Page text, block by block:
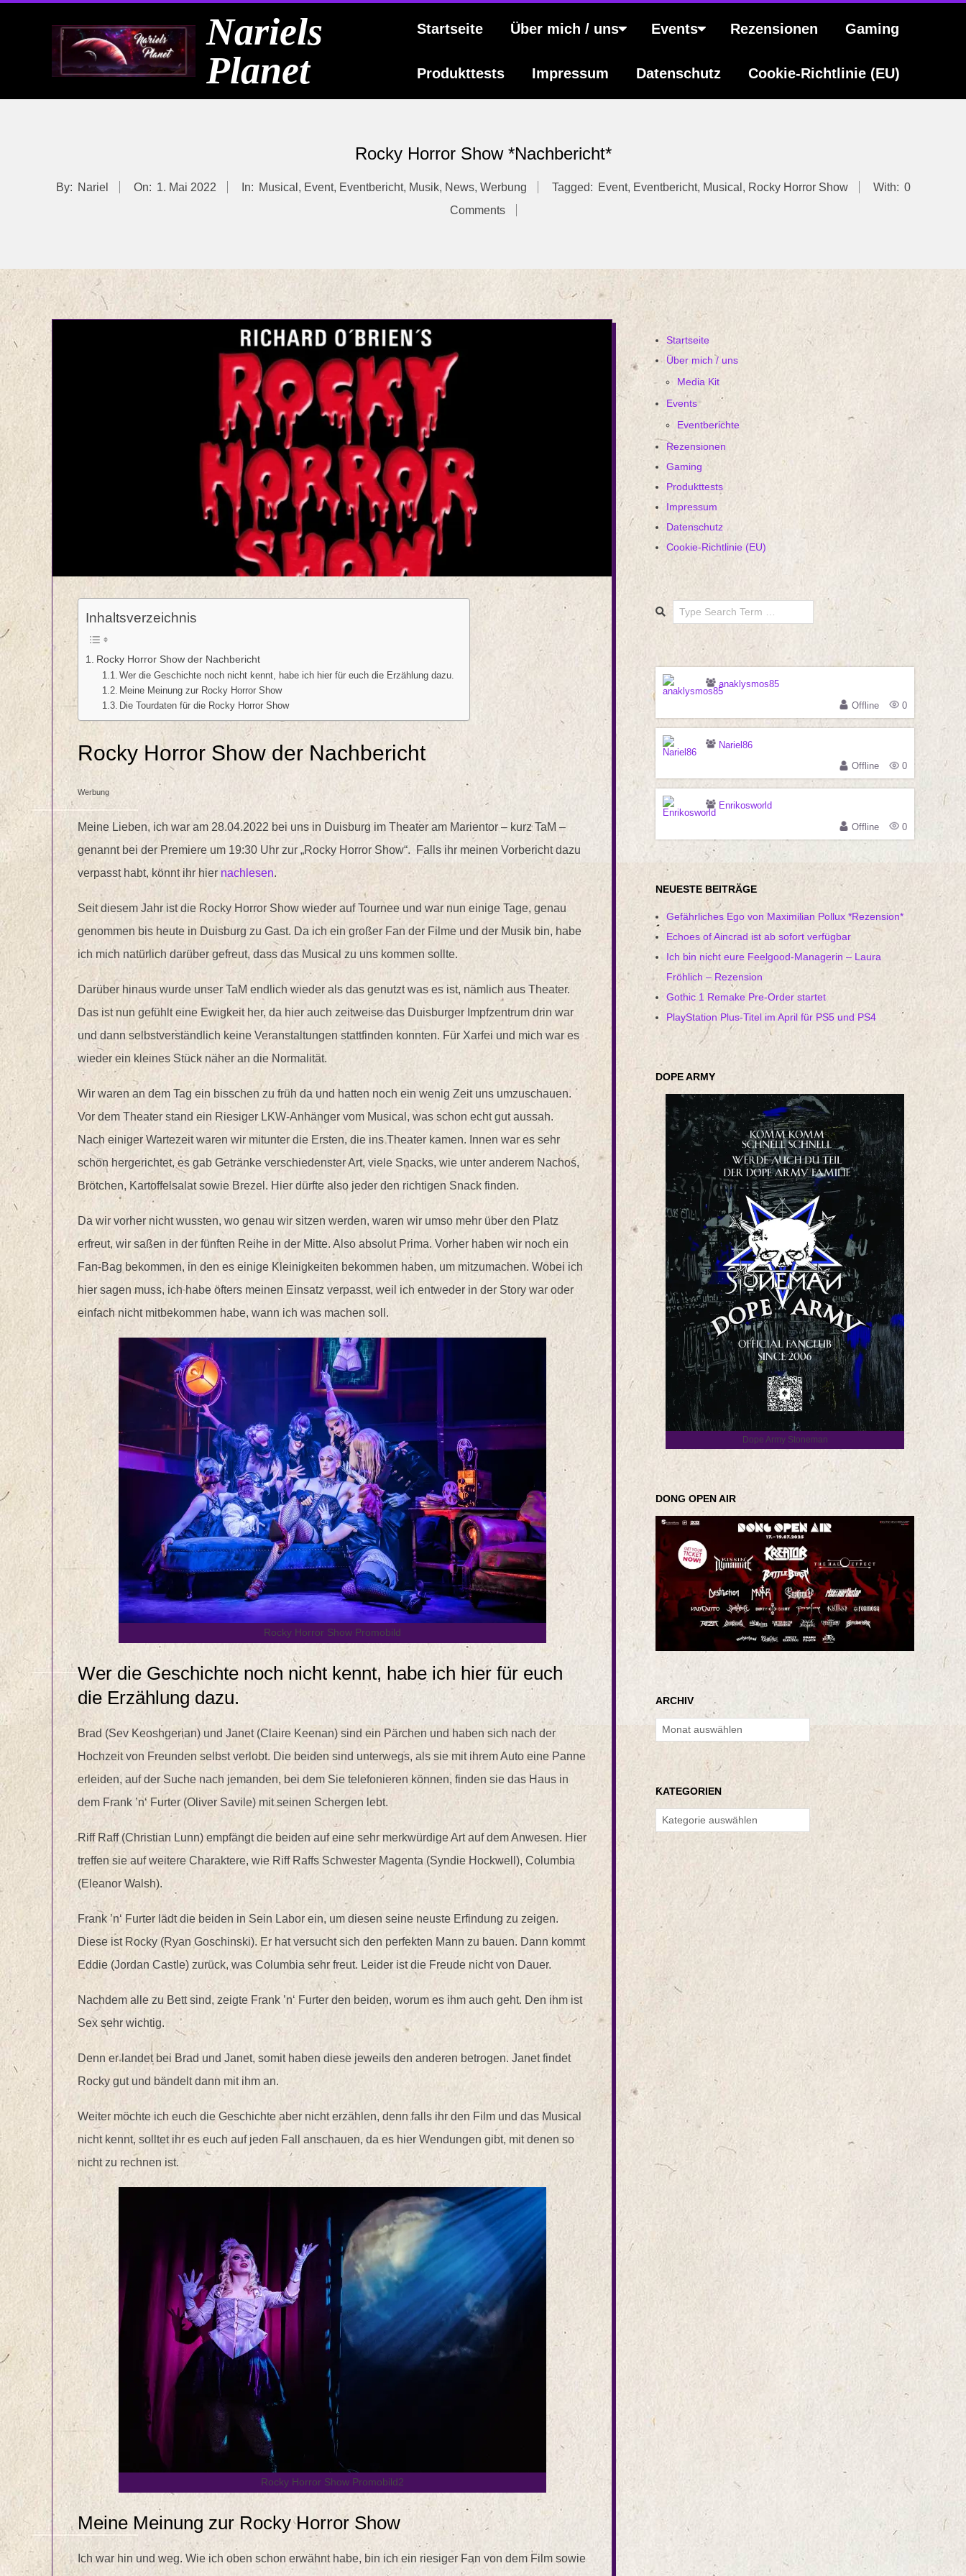
Nariels
Planet
Startseite Über mich / uns Events Rezensionen Gaming
Produkttests Impressum Datenschutz Cookie-Richtlinie (EU)
Rocky Horror Show *Nachbericht*
By: Nariel On: 1. Mai 2022 In: Musical , Event, Eventbericht, Musik, News, Werbung Tagged: Event, Eventbericht, Musical , Rocky Horror Show With: 0
Comments
Inhaltsverzeichnis
Rocky Horror Show der Nachbericht
Wer die Geschichte noch nicht kennt, habe ich hier für euch die Erzählung dazu.
Meine Meinung zur Rocky Horror Show
Die Tourdaten für die Rocky Horror Show
Rocky Horror Show der Nachbericht
Werbung
Meine Lieben, ich war am 28.04.2022 bei uns in Duisburg im Theater am Marientor – kurz TaM –
genannt bei der Premiere um 19:30 Uhr zur „Rocky Horror Show“. Falls ihr meinen Vorbericht dazu
verpasst habt, könnt ihr hier nachlesen.
Seit diesem Jahr ist die Rocky Horror Show wieder auf Tournee und war nun einige Tage, genau
genommen bis heute in Duisburg zu Gast. Da ich ein großer Fan der Filme und der Musik bin, habe
ich mich natürlich darüber gefreut, dass das Musical zu uns kommen sollte.
Darüber hinaus wurde unser TaM endlich wieder als das genutzt was es ist, nämlich aus Theater.
Das ist nun gefühlt eine Ewigkeit her, da hier auch zeitweise das Duisburger Impfzentrum drin war
und dann selbstverständlich keine Veranstaltungen stattfinden konnten. Für Xarfei und mich war es
wieder ein kleines Stück näher an die Normalität.
Wir waren an dem Tag ein bisschen zu früh da und hatten noch ein wenig Zeit uns umzuschauen.
Vor dem Theater stand ein Riesiger LKW-Anhänger vom Musical, was schon echt gut aussah.
Nach einiger Wartezeit waren wir mitunter die Ersten, die ins Theater kamen. Innen war es sehr
schön hergerichtet, es gab Getränke verschiedenster Art, viele Snacks, wie unter anderem Nachos,
Brötchen, Kartoffelsalat sowie Brezel. Hier dürfte also jeder den richtigen Snack finden.
Da wir vorher nicht wussten, wo genau wir sitzen werden, waren wir umso mehr über den Platz
erfreut, wir saßen in der fünften Reihe in der Mitte. Also absolut Prima. Vorher haben wir noch ein
Fan-Bag bekommen, in den es einige Kleinigkeiten bekommen haben, um mitzumachen. Wobei ich
hier sagen muss, ich habe öfters meinen Einsatz verpasst, weil ich entweder in der Story war oder
einfach nicht mitbekommen habe, wann ich was machen soll.
Rocky Horror Show Promobild
Wer die Geschichte noch nicht kennt, habe ich hier für euch
die Erzählung dazu.
Brad (Sev Keoshgerian) und Janet (Claire Keenan) sind ein Pärchen und haben sich nach der
Hochzeit von Freunden selbst verlobt. Die beiden sind unterwegs, als sie mit ihrem Auto eine Panne
erleiden, auf der Suche nach jemanden, bei dem Sie telefonieren können, finden sie das Haus in
dem Frank ’n‘ Furter (Oliver Savile) mit seinen Schergen lebt.
Riff Raff (Christian Lunn) empfängt die beiden auf eine sehr merkwürdige Art auf dem Anwesen. Hier
treffen sie auf weitere Charaktere, wie Riff Raffs Schwester Magenta (Syndie Hockwell), Columbia
(Eleanor Walsh).
Frank ’n‘ Furter lädt die beiden in Sein Labor ein, um diesen seine neuste Erfindung zu zeigen.
Diese ist Rocky (Ryan Goschinski). Er hat versucht sich den perfekten Mann zu bauen. Dann kommt
Eddie (Jordan Castle) zurück, was Columbia sehr freut. Leider ist die Freude nicht von Dauer.
Nachdem alle zu Bett sind, zeigte Frank ’n‘ Furter den beiden, worum es ihm auch geht. Den ihm ist
Sex sehr wichtig.
Denn er landet bei Brad und Janet, somit haben diese jeweils den anderen betrogen. Janet findet
Rocky gut und bändelt dann mit ihm an.
Weiter möchte ich euch die Geschichte aber nicht erzählen, denn falls ihr den Film und das Musical
nicht kennt, solltet ihr es euch auf jeden Fall anschauen, da es hier Wendungen gibt, mit denen so
nicht zu rechnen ist.
Rocky Horror Show Promobild2
Meine Meinung zur Rocky Horror Show
Ich war hin und weg. Wie ich oben schon erwähnt habe, bin ich ein riesiger Fan von dem Film sowie
Startseite
Über mich / uns
Media Kit
Events
Eventberichte
Rezensionen
Gaming
Produkttests
Impressum
Datenschutz
Cookie-Richtlinie (EU)
Search
anaklysmos85
Offline
0
Nariel86
Offline
0
Enrikosworld
Offline
0
NEUESTE BEITRÄGE
Gefährliches Ego von Maximilian Pollux *Rezension*
Echoes of Aincrad ist ab sofort verfügbar
Ich bin nicht eure Feelgood-Managerin – Laura
Fröhlich – Rezension
Gothic 1 Remake Pre-Order startet
PlayStation Plus-Titel im April für PS5 und PS4
DOPE ARMY
Dope Army Stoneman
DONG OPEN AIR
ARCHIV
Archiv
KATEGORIEN
Kategorien